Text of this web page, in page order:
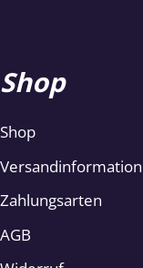
Shop
Shop
Versandinformation
Zahlungsarten
AGB